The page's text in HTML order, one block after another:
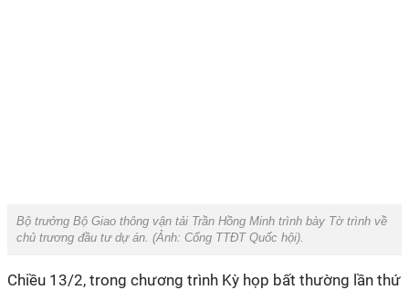
Bộ trưởng Bộ Giao thông vận tải Trần Hồng Minh trình bày Tờ trình về
chủ trương đầu tư dự án. (Ảnh: Cổng TTĐT Quốc hội).
Chiều 13/2, trong chương trình Kỳ họp bất thường lần thứ